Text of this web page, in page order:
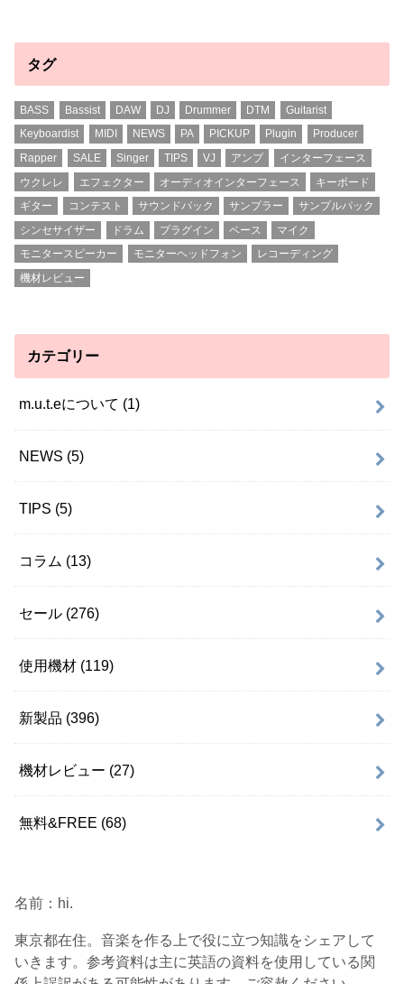
タグ
BASS Bassist DAW DJ Drummer DTM
Guitarist
Keyboardist
MIDI NEWS PA PICKUP Plugin
Producer
Rapper
SALE Singer TIPS VJ アンプ
インターフェース
ウクレレ
エフェクター オーディオインターフェース
キーボード
ギター
コンテスト サウンドパック サンプラー
サンプルパック
シンセサイザー
ドラム プラグイン ベース
マイク
モニタースピーカー
モニターヘッドフォン
レコーディング
機材レビュー
カテゴリー
m.u.t.eについて (1)
NEWS (5)
TIPS (5)
コラム (13)
セール (276)
使用機材 (119)
新製品 (396)
機材レビュー (27)
無料&FREE (68)
名前：hi.
東京都在住。音楽を作る上で役に立つ知識をシェアして
いきます。参考資料は主に英語の資料を使用している関